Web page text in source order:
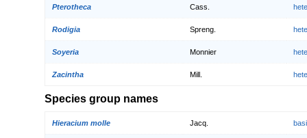
Pterotheca Cass.
Rodigia Spreng.
Soyeria Monnier
Zacintha Mill.
Species group names
Hieracium molle Jacq.